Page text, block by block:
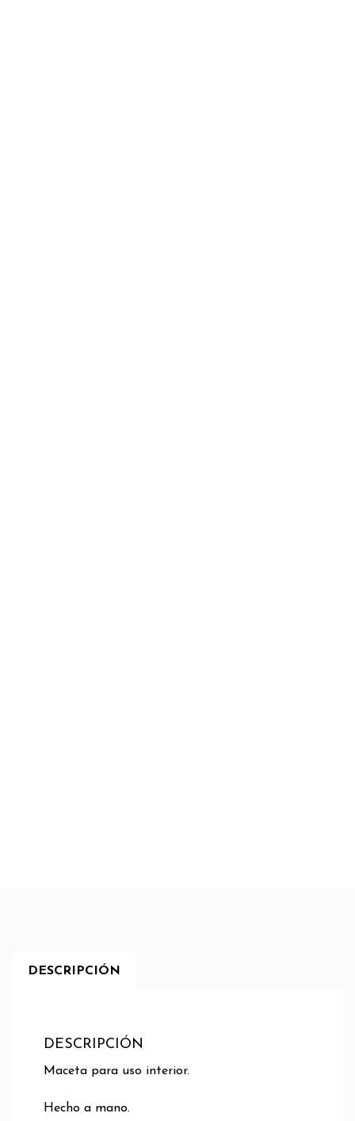
DESCRIPCIÓN
DESCRIPCIÓN
Maceta para uso interior.
Hecho a mano.